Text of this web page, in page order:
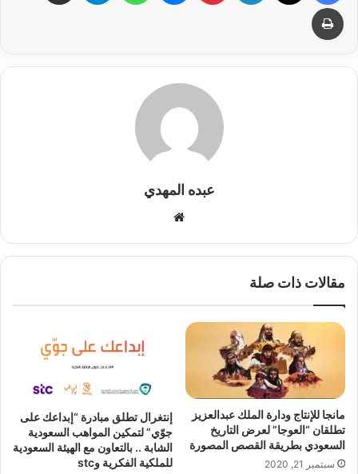
طباعة
عبده المهدي
مقالات ذات صلة
مانجا للإنتاج ودارة الملك عبدالعزيز
تطلقان “العوجا” لعرض التاريخ
السعودي بطريقة القصص المصورة
سبتمبر 21, 2020
إنتغرال تطلق مبادرة “إبداعك على
جوّي” لتمكين المواهب السعودية
الشابة .. بالتعاون مع الهيئة السعودية
للملكية الفكرية وstc